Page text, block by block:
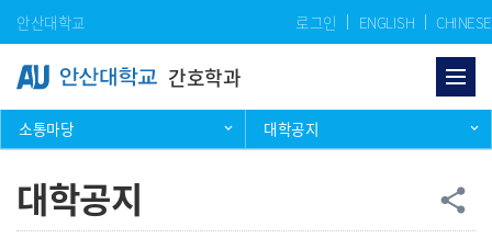
Skip Menu
안산대학교 로그인 ENGLISH CHINESE
간호학과
소통마당 대학공지
대학공지 공
share